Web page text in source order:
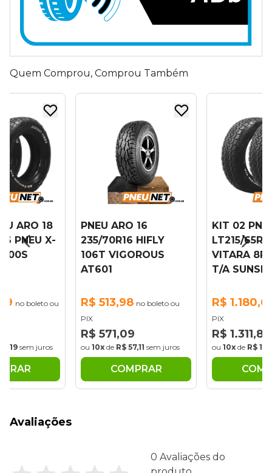
Quem Comprou, Comprou Também
ARO 18
PNEU X-
100S
no boleto ou
sem juros
PNEU ARO 16
235/70R16 HIFLY
106T VIGOROUS
AT601
R$ 513,98 no boleto ou
PIX
R$ 571,09
ou 10x de R$ 57,11 sem juros
COMPRAR
KIT 02
LT215/
VITARA
T/A
R$
PIX
R$ 1.311,88
ou 10x de R$
Avaliações
0 Avaliações do